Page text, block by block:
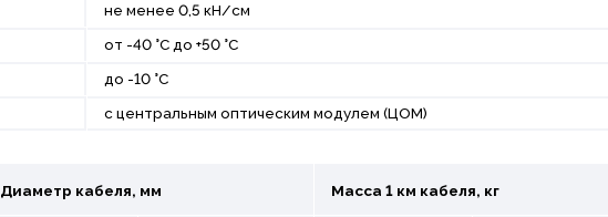
не менее 0,5 кН/см
от -40 °С до +50 °С
до -10 °С
с центральным оптическим модулем (ЦОМ)
Диаметр кабеля, мм Масса 1 км кабеля, кг